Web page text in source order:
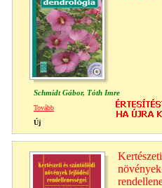
Schmidt Gábor, Tóth Imre
Tovább
Új